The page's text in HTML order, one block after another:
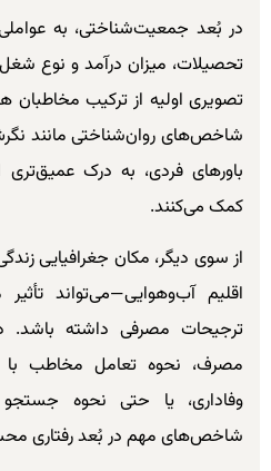
در بُعد جمعیت‌شناختی، به
تحصیلات، میزان درآمد و نوع
تصویری اولیه از ترکیب مخاطبان
شاخص‌های روان‌شناختی مانند
باورهای فردی، به درک عمیق‌تری
کمک می‌کنند.
از سوی دیگر، مکان جغرافیایی
اقلیم آب‌وهوایی—می‌تواند
ترجیحات مصرفی داشته باشد.
مصرف، نحوه تعامل مخاطب
وفاداری، یا حتی نحوه
شاخص‌های مهم در بُعد رفتاری